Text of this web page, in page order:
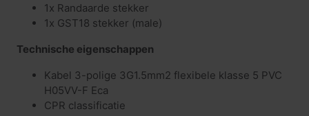
1x Randaarde stekker
1x GST18 stekker (male)
Technische eigenschappen
Kabel 3-polige 3G1.5mm2 flexibele klasse 5 PVC
H05VV-F Eca
CPR classificatie